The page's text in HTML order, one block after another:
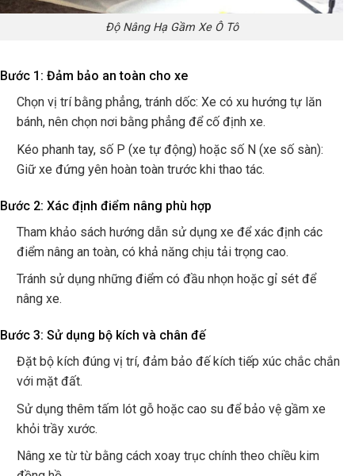
Độ Nâng Hạ Gầm Xe Ô Tô
Bước 1: Đảm bảo an toàn cho xe
Chọn vị trí bằng phẳng, tránh dốc: Xe có xu hướng tự lăn
bánh, nên chọn nơi bằng phẳng để cố định xe.
Kéo phanh tay, số P (xe tự động) hoặc số N (xe số sàn):
Giữ xe đứng yên hoàn toàn trước khi thao tác.
Bước 2: Xác định điểm nâng phù hợp
Tham khảo sách hướng dẫn sử dụng xe để xác định các
điểm nâng an toàn, có khả năng chịu tải trọng cao.
Tránh sử dụng những điểm có đầu nhọn hoặc gỉ sét để
nâng xe.
Bước 3: Sử dụng bộ kích và chân đế
Đặt bộ kích đúng vị trí, đảm bảo đế kích tiếp xúc chắc chắn
với mặt đất.
Sử dụng thêm tấm lót gỗ hoặc cao su để bảo vệ gầm xe
khỏi trầy xước.
Nâng xe từ từ bằng cách xoay trục chính theo chiều kim